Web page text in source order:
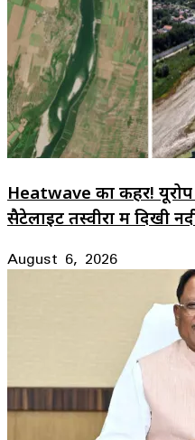
Heatwave का कहर! यूरोप
सैटेलाइट तस्वीरों में दिखी
August 6, 2026